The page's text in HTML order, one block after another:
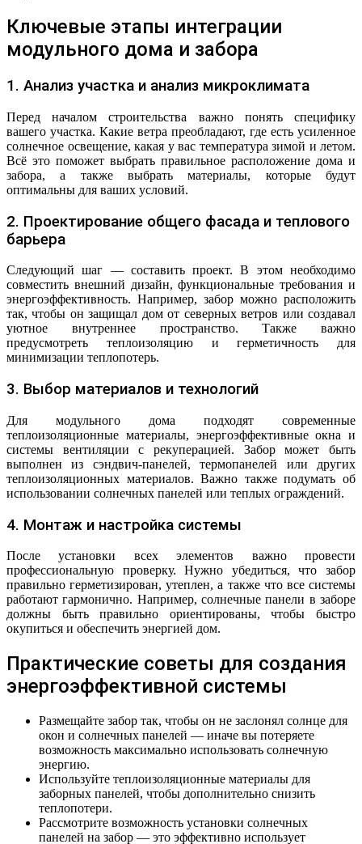
Ключевые этапы интеграции
модульного дома и забора
1. Анализ участка и анализ микроклимата
Перед началом строительства важно понять специфику
вашего участка. Какие ветра преобладают, где есть усиленное
солнечное освещение, какая у вас температура зимой и летом.
Всё это поможет выбрать правильное расположение дома и
забора, а также выбрать материалы, которые будут
оптимальны для ваших условий.
2. Проектирование общего фасада и теплового
барьера
Следующий шаг — составить проект. В этом необходимо
совместить внешний дизайн, функциональные требования и
энергоэффективность. Например, забор можно расположить
так, чтобы он защищал дом от северных ветров или создавал
уютное внутреннее пространство. Также важно
предусмотреть теплоизоляцию и герметичность для
минимизации теплопотерь.
3. Выбор материалов и технологий
Для модульного дома подходят современные
теплоизоляционные материалы, энергоэффективные окна и
системы вентиляции с рекуперацией. Забор может быть
выполнен из сэндвич-панелей, термопанелей или других
теплоизоляционных материалов. Важно также подумать об
использовании солнечных панелей или теплых ограждений.
4. Монтаж и настройка системы
После установки всех элементов важно провести
профессиональную проверку. Нужно убедиться, что забор
правильно герметизирован, утеплен, а также что все системы
работают гармонично. Например, солнечные панели в заборе
должны быть правильно ориентированы, чтобы быстро
окупиться и обеспечить энергией дом.
Практические советы для создания
энергоэффективной системы
Размещайте забор так, чтобы он не заслонял солнце для
окон и солнечных панелей — иначе вы потеряете
возможность максимально использовать солнечную
энергию.
Используйте теплоизоляционные материалы для
заборных панелей, чтобы дополнительно снизить
теплопотери.
Рассмотрите возможность установки солнечных
панелей на забор — это эффективно использует